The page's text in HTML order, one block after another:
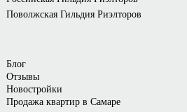
Поволжская Гильдия Риэлторов
Блог
Отзывы
Новостройки
Продажа квартир в Самаре